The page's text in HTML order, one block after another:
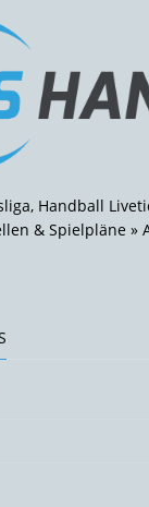
Handball
& Spielpläne